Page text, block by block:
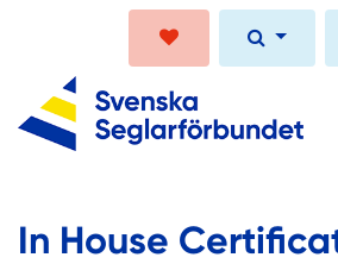
In House